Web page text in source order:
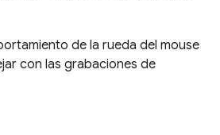
de la rueda del mouse
con las grabaciones de